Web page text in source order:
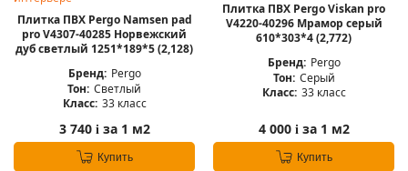
Плитка ПВХ Pergo Namsen pad
pro V4307-40285 Норвежский
дуб светлый 1251*189*5 (2,128)
Бренд: Pergo
Тон: Светлый
Класс: 33 класс
3 740 iза 1 м2
Купить
Плитка ПВХ Pergo Viskan pro
V4220-40296 Мрамор серый
610*303*4 (2,772)
Бренд: Pergo
Тон: Серый
Класс: 33 класс
4 000 iза 1 м2
Купить